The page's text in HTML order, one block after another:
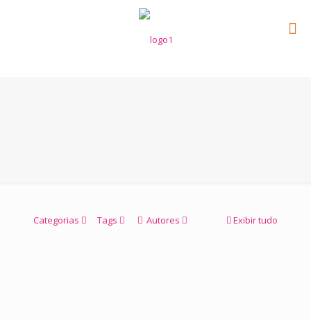
Categorias Tags Autores Exibir tudo